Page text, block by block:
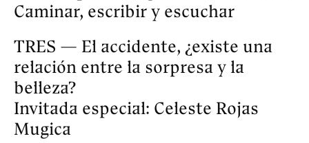
encontrar?
Especialistas y diletantes
Reapropiación y autenticidad
Nomadismo disciplinario
OCHO — Fin, ¿hasta dónde?
El final.
La muerte de la obra.